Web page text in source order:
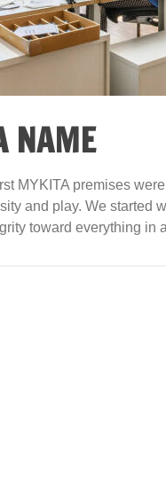
NAME
MYKITA premises
and play. We
toward everything in